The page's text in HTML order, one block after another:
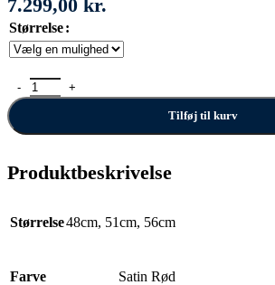
7.299,00 kr.
Størrelse
Norden Ellen antal
Tilføj til kurv
Produktbeskrivelse
Størrelse48cm, 51cm, 56cm
Farve Satin Rød